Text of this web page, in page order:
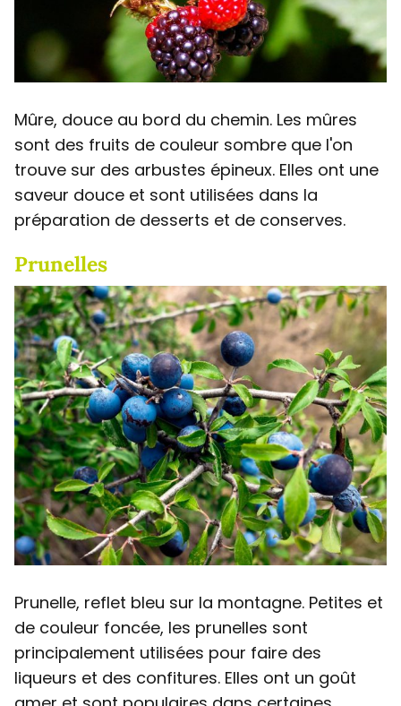
Mûre, douce au bord du chemin. Les mûres
sont des fruits de couleur sombre que l'on
trouve sur des arbustes épineux. Elles ont une
saveur douce et sont utilisées dans la
préparation de desserts et de conserves.
Prunelles
Prunelle, reflet bleu sur la montagne. Petites et
de couleur foncée, les prunelles sont
principalement utilisées pour faire des
liqueurs et des confitures. Elles ont un goût